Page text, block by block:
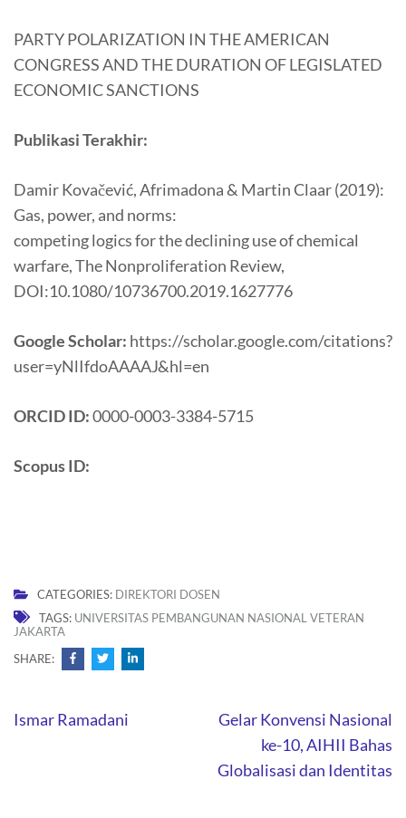
PARTY POLARIZATION IN THE AMERICAN
CONGRESS AND THE DURATION OF LEGISLATED
ECONOMIC SANCTIONS
Publikasi Terakhir:
Damir Kovačević, Afrimadona & Martin Claar (2019):
Gas, power, and norms:
competing logics for the declining use of chemical
warfare, The Nonproliferation Review,
DOI:10.1080/10736700.2019.1627776
Google Scholar: https://scholar.google.com/citations?
user=yNlIfdoAAAAJ&hl=en
ORCID ID:0000-0003-3384-5715
Scopus ID:
CATEGORIES: DIREKTORI DOSEN
TAGS: UNIVERSITAS PEMBANGUNAN NASIONAL VETERAN
JAKARTA
SHARE:
Post
Ismar Ramadani
Gelar Konvensi Nasional
ke-10, AIHII Bahas
Globalisasi dan Identitas